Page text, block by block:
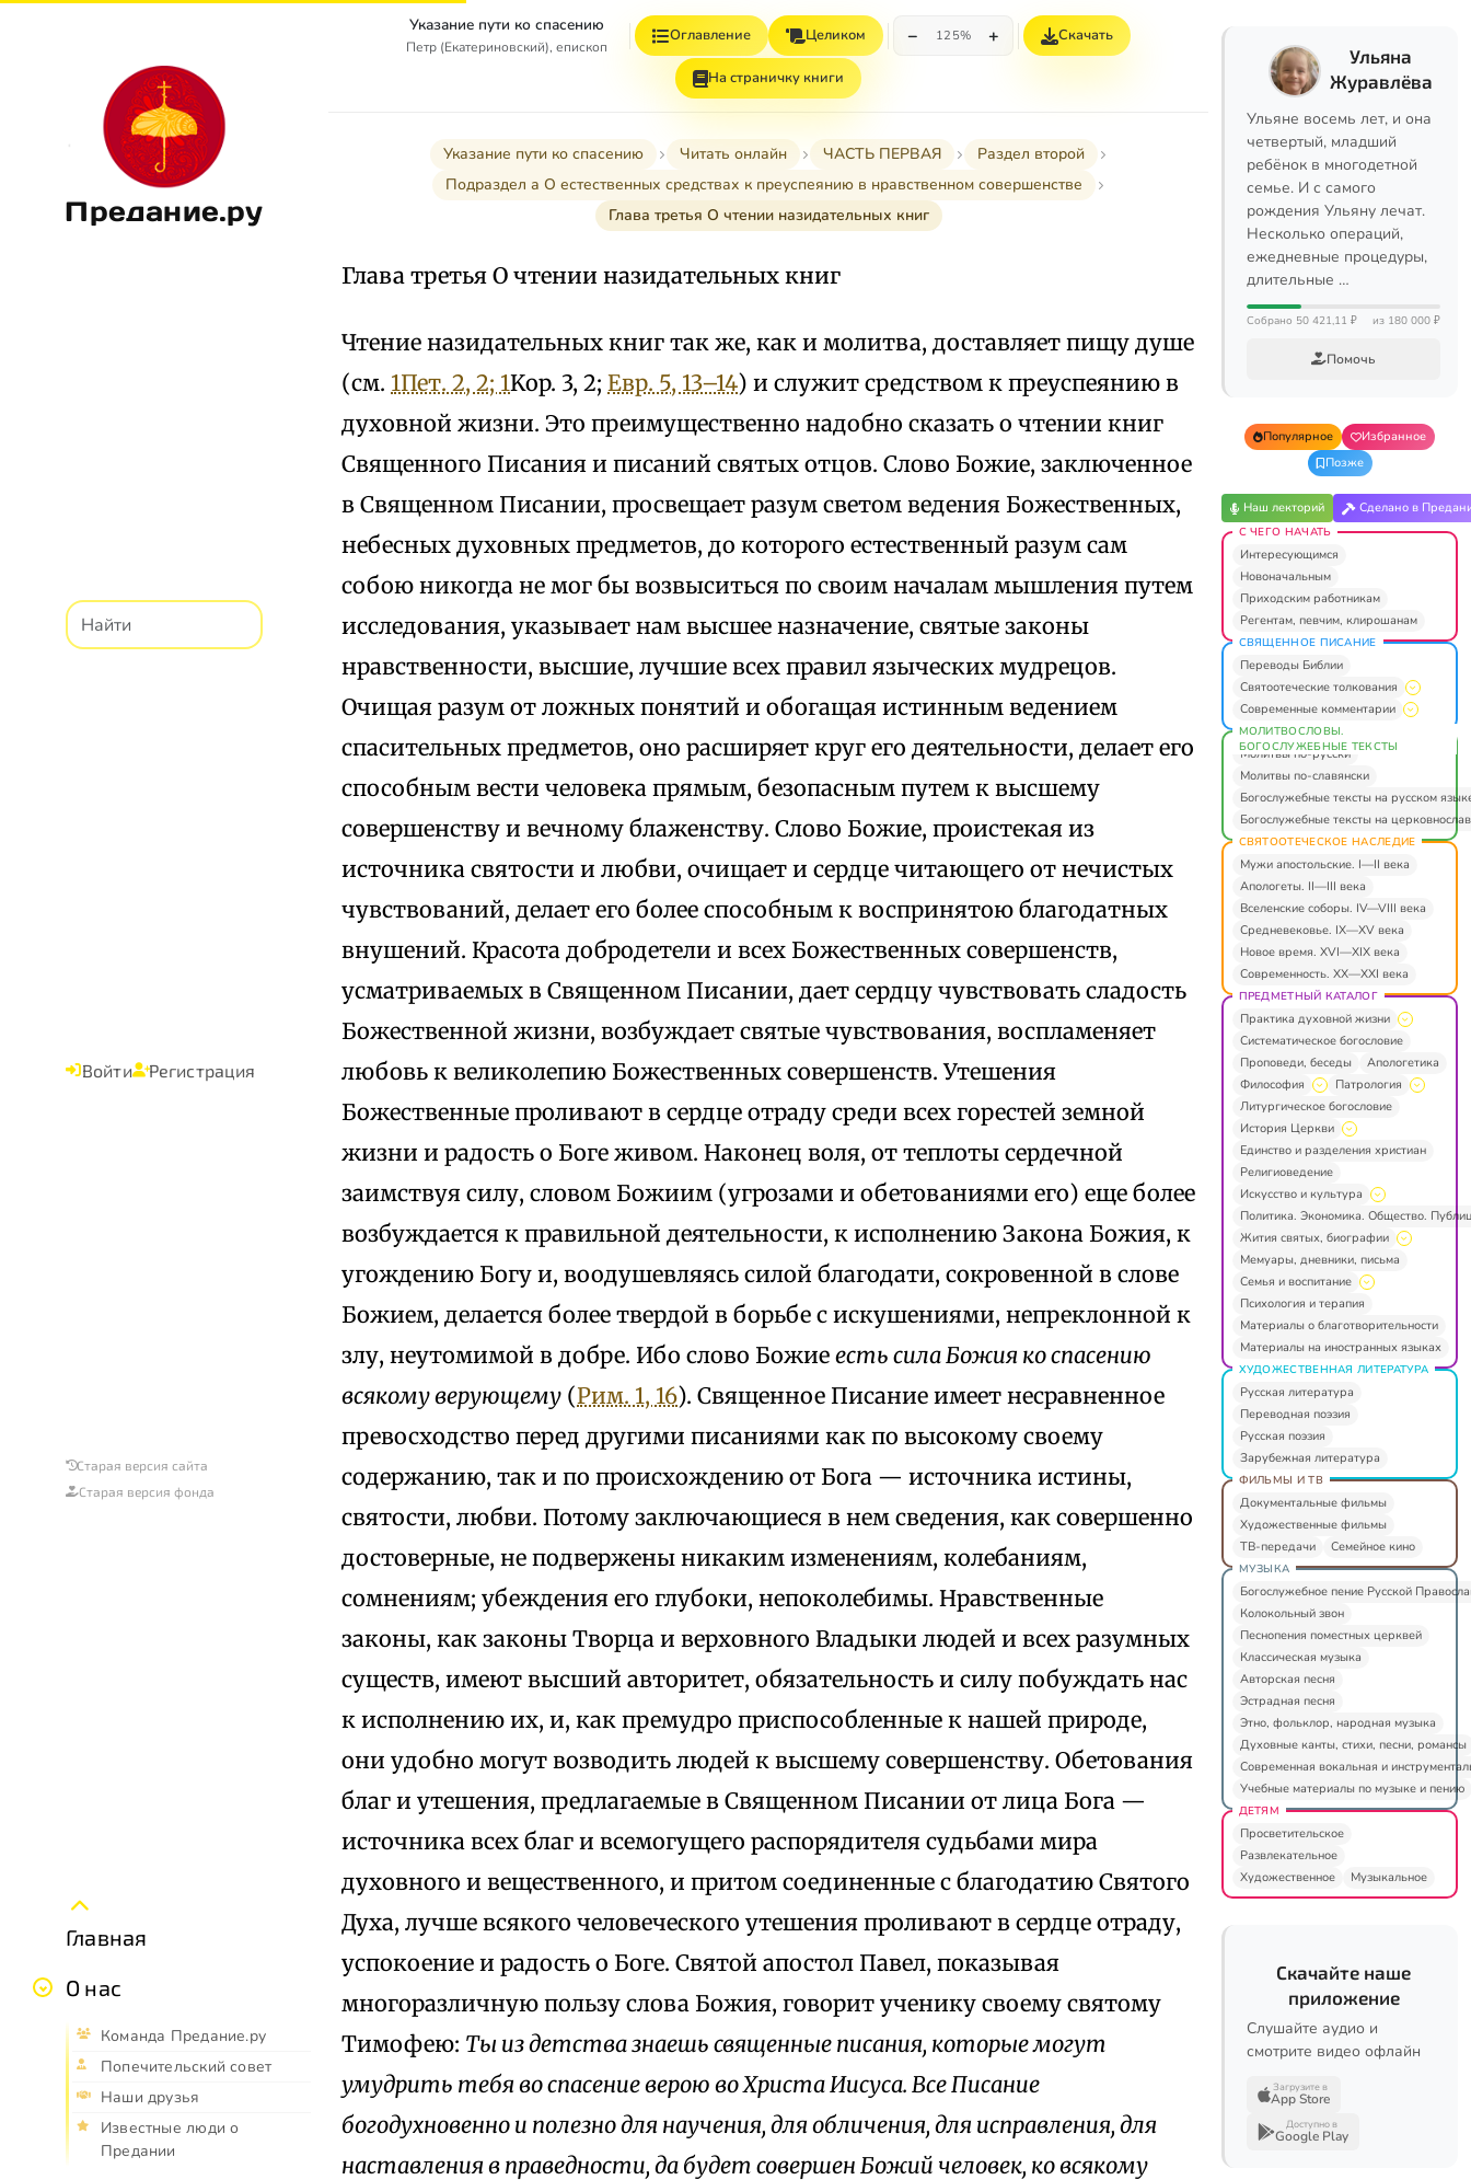
Предание.ру
Войти Регистрация
Старая версия сайта
Старая версия фонда
Главная
О нас
Команда Предание.ру
Попечительский совет
Наши друзья
Известные люди о
Предании
Указание пути ко спасению
Петр (Екатериновский), епископ
Оглавление Целиком − 125% + Скачать
На страничку книги
Указание пути ко спасению Читать онлайн ЧАСТЬ ПЕРВАЯ
Раздел второй
Подраздел а О естественных средствах к преуспеянию в нравственном совершенстве
Глава третья О чтении назидательных книг
Глава третья О чтении назидательных книг
Чтение назидательных книг так же, как и молитва, доставляет пищу душе
(см. 1Пет. 2, 2; 1Kop. 3, 2; Евр. 5, 13–14) и служит средством к преуспеянию в
духовной жизни. Это преимущественно надобно сказать о чтении книг
Священного Писания и писаний святых отцов. Слово Божие, заключенное
в Священном Писании, просвещает разум светом ведения Божественных,
небесных духовных предметов, до которого естественный разум сам
собою никогда не мог бы возвыситься по своим началам мышления путем
исследования, указывает нам высшее назначение, святые законы
нравственности, высшие, лучшие всех правил языческих мудрецов.
Очищая разум от ложных понятий и обогащая истинным ведением
спасительных предметов, оно расширяет круг его деятельности, делает его
способным вести человека прямым, безопасным путем к высшему
совершенству и вечному блаженству. Слово Божие, проистекая из
источника святости и любви, очищает и сердце читающего от нечистых
чувствований, делает его более способным к воспринятою благодатных
внушений. Красота добродетели и всех Божественных совершенств,
усматриваемых в Священном Писании, дает сердцу чувствовать сладость
Божественной жизни, возбуждает святые чувствования, воспламеняет
любовь к великолепию Божественных совершенств. Утешения
Божественные проливают в сердце отраду среди всех горестей земной
жизни и радость о Боге живом. Наконец воля, от теплоты сердечной
заимствуя силу, словом Божиим (угрозами и обетованиями его) еще более
возбуждается к правильной деятельности, к исполнению Закона Божия, к
угождению Богу и, воодушевляясь силой благодати, сокровенной в слове
Божием, делается более твердой в борьбе с искушениями, непреклонной к
злу, неутомимой в добре. Ибо слово Божие есть сила Божия ко спасению
всякому верующему (Рим. 1, 16). Священное Писание имеет несравненное
превосходство перед другими писаниями как по высокому своему
содержанию, так и по происхождению от Бога — источника истины,
святости, любви. Потому заключающиеся в нем сведения, как совершенно
достоверные, не подвержены никаким изменениям, колебаниям,
сомнениям; убеждения его глубоки, непоколебимы. Нравственные
законы, как законы Творца и верховного Владыки людей и всех разумных
существ, имеют высший авторитет, обязательность и силу побуждать нас
к исполнению их, и, как премудро приспособленные к нашей природе,
они удобно могут возводить людей к высшему совершенству. Обетования
благ и утешения, предлагаемые в Священном Писании от лица Бога —
источника всех благ и всемогущего распорядителя судьбами мира
духовного и вещественного, и притом соединенные с благодатию Святого
Духа, лучше всякого человеческого утешения проливают в сердце отраду,
успокоение и радость о Боге. Святой апостол Павел, показывая
многоразличную пользу слова Божия, говорит ученику своему святому
Тимофею: Ты из детства знаешь священные писания, которые могут
умудрить тебя во спасение верою во Христа Иисуса. Все Писание
богодухновенно и полезно для научения, для обличения, для исправления, для
наставления в праведности, да будет совершен Божий человек, ко всякому
Ульяна
Журавлёва
Ульяне восемь лет, и она
четвертый, младший
ребёнок в многодетной
семье. И с самого
рождения Ульяну лечат.
Несколько операций,
ежедневные процедуры,
длительные …
Собрано 50 421,11 ₽ из 180 000 ₽
Помочь
Популярное
Избранное
Позже
Наш лекторий Сделано в
С ЧЕГО НАЧАТЬ
Интересующимся
Новоначальным
Приходским работникам
Регентам, певчим, клирошанам
СВЯЩЕННОЕ ПИСАНИЕ
Переводы Библии
Святоотеческие толкования
Современные комментарии
МОЛИТВОСЛОВЫ.
БОГОСЛУЖЕБНЫЕ ТЕКСТЫ
Молитвы по-русски
Молитвы по-славянски
Богослужебные тексты на русском
Богослужебные тексты на
СВЯТООТЕЧЕСКОЕ НАСЛЕДИЕ
Мужи апостольские. I—II века
Апологеты. II—III века
Вселенские соборы. IV—VIII века
Средневековье. IX—XV века
Новое время. XVI—XIX века
Современность. XX—XXI века
ПРЕДМЕТНЫЙ КАТАЛОГ
Практика духовной жизни
Систематическое богословие
Проповеди, беседы
Апологетика
Философия
Патрология
Литургическое богословие
История Церкви
Единство и разделения христиан
Религиоведение
Искусство и культура
Политика. Экономика. Общество.
Жития святых, биографии
Мемуары, дневники, письма
Семья и воспитание
Психология и терапия
Материалы о благотворительности
Материалы на иностранных языках
ХУДОЖЕСТВЕННАЯ ЛИТЕРАТУРА
Русская литература
Переводная поэзия
Русская поэзия
Зарубежная литература
ФИЛЬМЫ И ТВ
Документальные фильмы
Художественные фильмы
ТВ-передачи
Семейное кино
МУЗЫКА
Богослужебное пение Русской
Колокольный звон
Песнопения поместных церквей
Классическая музыка
Авторская песня
Эстрадная песня
Этно, фольклор, народная музыка
Духовные канты, стихи, песни, романсы
Современная вокальная и
Учебные материалы по музыке и пению
ДЕТЯМ
Просветительское
Развлекательное
Художественное
Музыкальное
Скачайте наше
приложение
Слушайте аудио и
смотрите видео офлайн
Загрузите в
App Store
Доступно в
Google Play